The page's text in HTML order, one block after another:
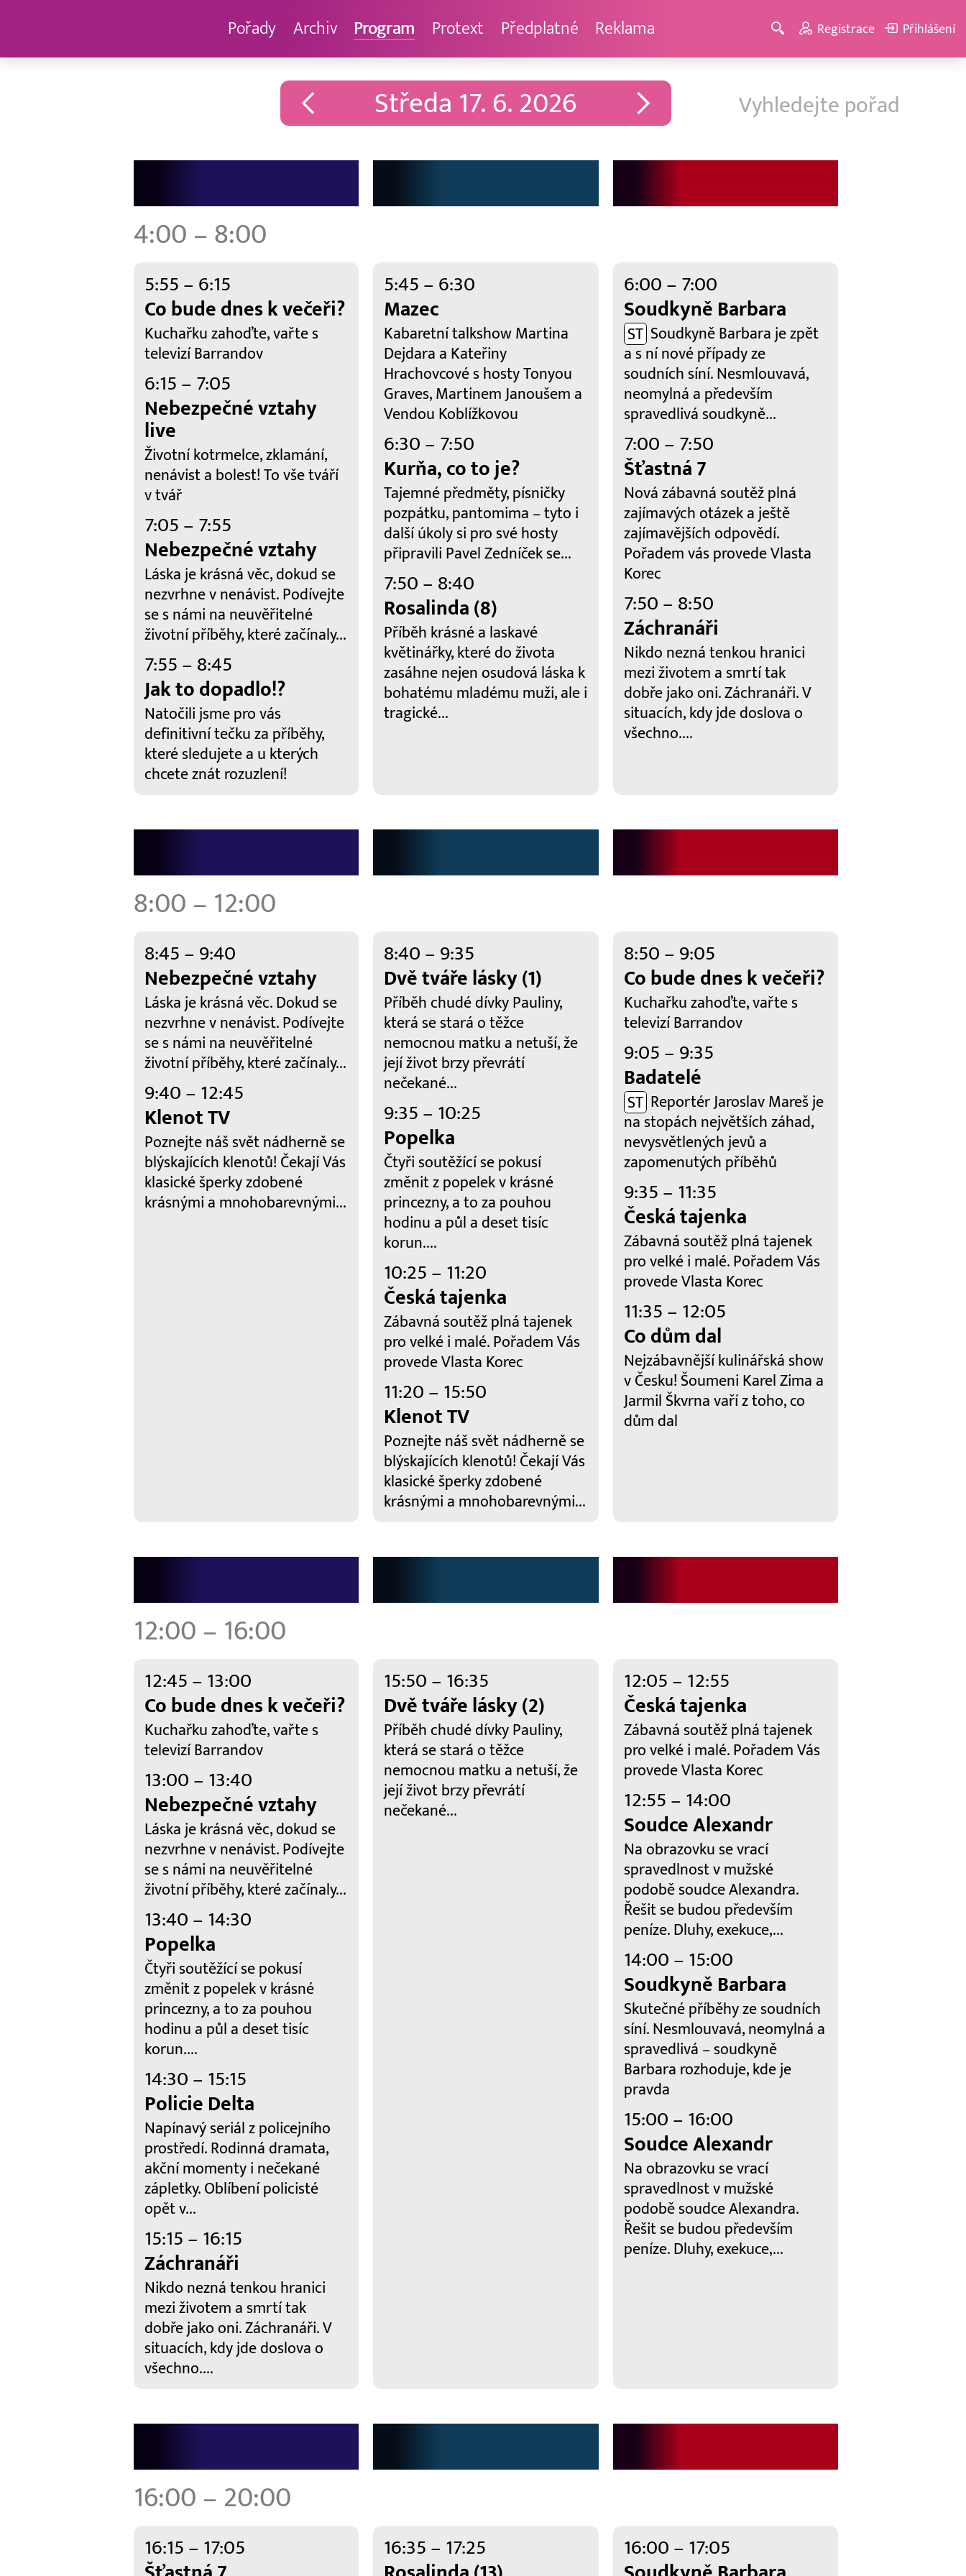
Pořady Archiv Program Protext Předplatné Reklama Registrace Přihlášení
Středa 17. 6. 2026
4:00 – 8:00
5:55 – 6:15
Co bude dnes k večeři?
Kuchařku zahoďte, vařte s
televizí Barrandov
6:15 – 7:05
Nebezpečné vztahy
live
Životní kotrmelce, zklamání,
nenávist a bolest! To vše tváří
v tvář
7:05 – 7:55
Nebezpečné vztahy
Láska je krásná věc, dokud se
nezvrhne v nenávist. Podívejte
se s námi na neuvěřitelné
životní příběhy, které začínaly...
7:55 – 8:45
Jak to dopadlo!?
Natočili jsme pro vás
definitivní tečku za příběhy,
které sledujete a u kterých
chcete znát rozuzlení!
5:45 – 6:30
Mazec
Kabaretní talkshow Martina
Dejdara a Kateřiny
Hrachovcové s hosty Tonyou
Graves, Martinem Janoušem a
Vendou Koblížkovou
6:30 – 7:50
Kurňa, co to je?
Tajemné předměty, písničky
pozpátku, pantomima – tyto i
další úkoly si pro své hosty
připravili Pavel Zedníček se...
7:50 – 8:40
Rosalinda (8)
Příběh krásné a laskavé
květinářky, které do života
zasáhne nejen osudová láska k
bohatému mladému muži, ale i
tragické...
6:00 – 7:00
Soudkyně Barbara
ST Soudkyně Barbara je zpět
a s ní nové případy ze
soudních síní. Nesmlouvavá,
neomylná a především
spravedlivá soudkyně...
7:00 – 7:50
Šťastná 7
Nová zábavná soutěž plná
zajímavých otázek a ještě
zajímavějších odpovědí.
Pořadem vás provede Vlasta
Korec
7:50 – 8:50
Záchranáři
Nikdo nezná tenkou hranici
mezi životem a smrtí tak
dobře jako oni. Záchranáři. V
situacích, kdy jde doslova o
všechno....
8:00 – 12:00
8:45 – 9:40
Nebezpečné vztahy
Láska je krásná věc. Dokud se
nezvrhne v nenávist. Podívejte
se s námi na neuvěřitelné
životní příběhy, které začínaly...
9:40 – 12:45
Klenot TV
Poznejte náš svět nádherně se
blýskajících klenotů! Čekají Vás
klasické šperky zdobené
krásnými a mnohobarevnými...
8:40 – 9:35
Dvě tváře lásky (1)
Příběh chudé dívky Pauliny,
která se stará o těžce
nemocnou matku a netuší, že
její život brzy převrátí
nečekané...
9:35 – 10:25
Popelka
Čtyři soutěžící se pokusí
změnit z popelek v krásné
princezny, a to za pouhou
hodinu a půl a deset tisíc
korun....
10:25 – 11:20
Česká tajenka
Zábavná soutěž plná tajenek
pro velké i malé. Pořadem Vás
provede Vlasta Korec
11:20 – 15:50
Klenot TV
Poznejte náš svět nádherně se
blýskajících klenotů! Čekají Vás
klasické šperky zdobené
krásnými a mnohobarevnými...
8:50 – 9:05
Co bude dnes k večeři?
Kuchařku zahoďte, vařte s
televizí Barrandov
9:05 – 9:35
Badatelé
ST Reportér Jaroslav Mareš je
na stopách největších záhad,
nevysvětlených jevů a
zapomenutých příběhů
9:35 – 11:35
Česká tajenka
Zábavná soutěž plná tajenek
pro velké i malé. Pořadem Vás
provede Vlasta Korec
11:35 – 12:05
Co dům dal
Nejzábavnější kulinářská show
v Česku! Šoumeni Karel Zima a
Jarmil Škvrna vaří z toho, co
dům dal
12:00 – 16:00
12:45 – 13:00
Co bude dnes k večeři?
Kuchařku zahoďte, vařte s
televizí Barrandov
13:00 – 13:40
Nebezpečné vztahy
Láska je krásná věc, dokud se
nezvrhne v nenávist. Podívejte
se s námi na neuvěřitelné
životní příběhy, které začínaly...
13:40 – 14:30
Popelka
Čtyři soutěžící se pokusí
změnit z popelek v krásné
princezny, a to za pouhou
hodinu a půl a deset tisíc
korun....
14:30 – 15:15
Policie Delta
Napínavý seriál z policejního
prostředí. Rodinná dramata,
akční momenty i nečekané
zápletky. Oblíbení policisté
opět v...
15:15 – 16:15
Záchranáři
Nikdo nezná tenkou hranici
mezi životem a smrtí tak
dobře jako oni. Záchranáři. V
situacích, kdy jde doslova o
všechno....
15:50 – 16:35
Dvě tváře lásky (2)
Příběh chudé dívky Pauliny,
která se stará o těžce
nemocnou matku a netuší, že
její život brzy převrátí
nečekané...
12:05 – 12:55
Česká tajenka
Zábavná soutěž plná tajenek
pro velké i malé. Pořadem Vás
provede Vlasta Korec
12:55 – 14:00
Soudce Alexandr
Na obrazovku se vrací
spravedlnost v mužské
podobě soudce Alexandra.
Řešit se budou především
peníze. Dluhy, exekuce,...
14:00 – 15:00
Soudkyně Barbara
Skutečné příběhy ze soudních
síní. Nesmlouvavá, neomylná a
spravedlivá – soudkyně
Barbara rozhoduje, kde je
pravda
15:00 – 16:00
Soudce Alexandr
Na obrazovku se vrací
spravedlnost v mužské
podobě soudce Alexandra.
Řešit se budou především
peníze. Dluhy, exekuce,...
16:00 – 20:00
16:15 – 17:05
16:35 – 17:25
16:00 – 17:05